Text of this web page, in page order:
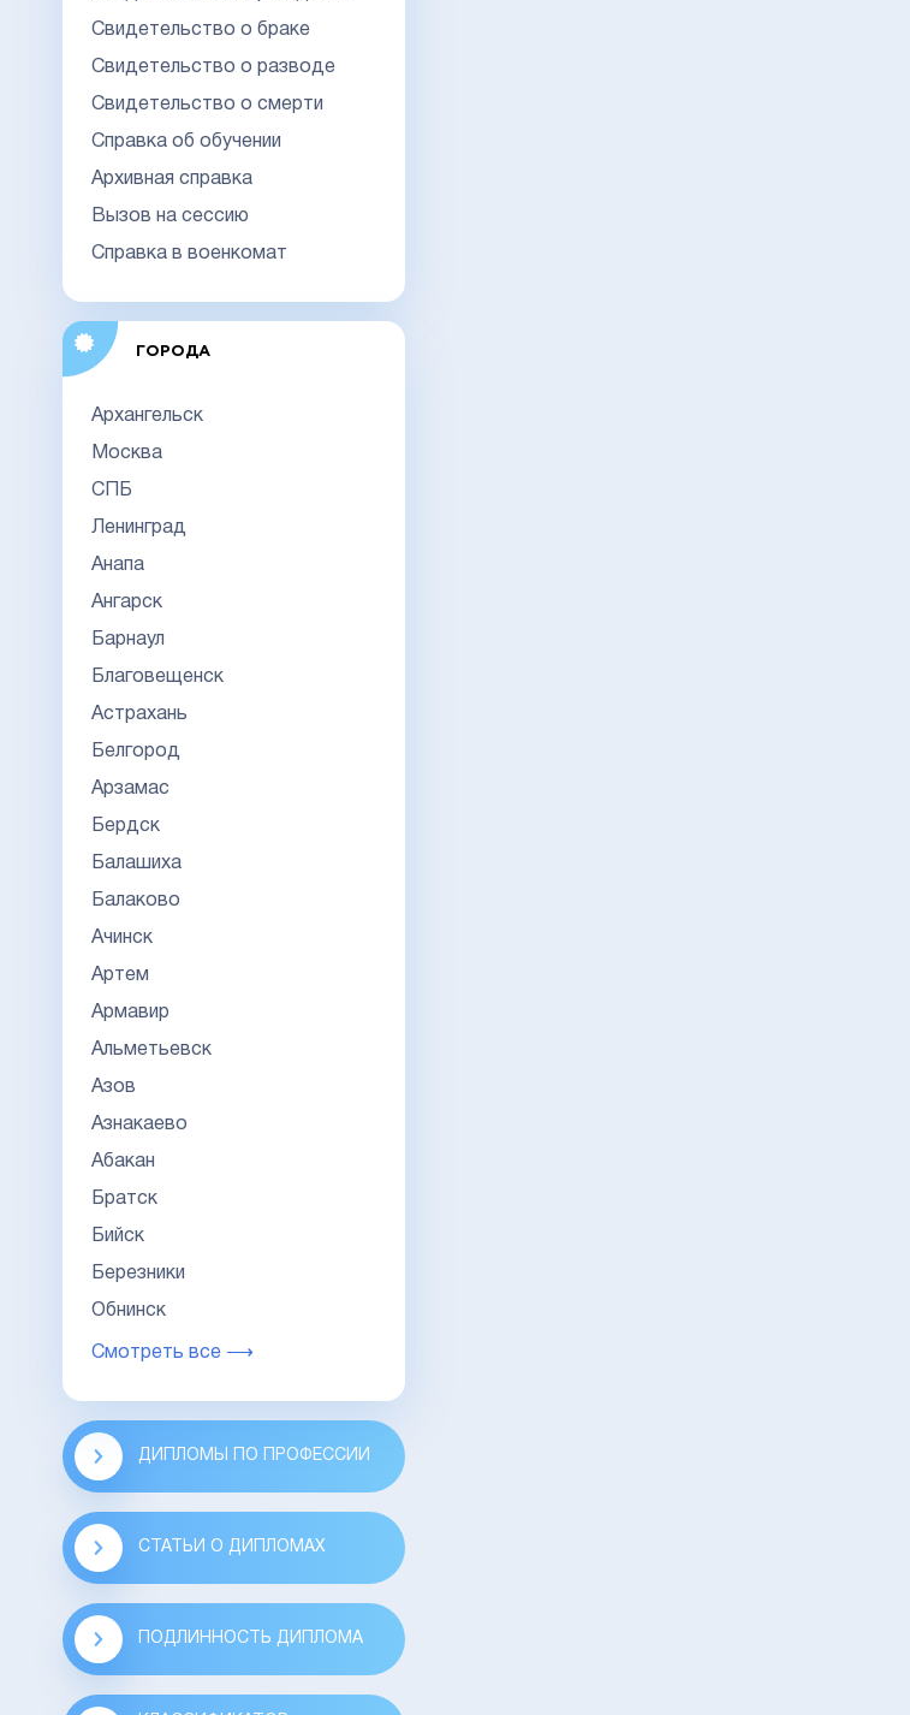
Свидетельство о браке
Свидетельство о разводе
Свидетельство о смерти
Справка об обучении
Архивная справка
Вызов на сессию
Справка в военкомат
ГОРОДА
Архангельск
Москва
СПБ
Ленинград
Анапа
Ангарск
Барнаул
Благовещенск
Астрахань
Белгород
Арзамас
Бердск
Балашиха
Балаково
Ачинск
Артем
Армавир
Альметьевск
Азов
Азнакаево
Абакан
Братск
Бийск
Березники
Обнинск
Смотреть все ⟶
ДИПЛОМЫ ПО ПРОФЕССИИ
СТАТЬИ О ДИПЛОМАХ
ПОДЛИННОСТЬ ДИПЛОМА